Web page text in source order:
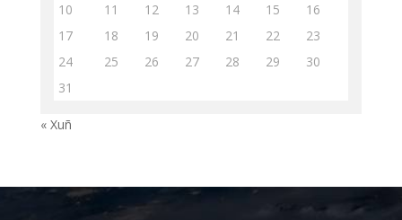
10
11 12 13 14 15
16
17
18 19 20 21 22
23
24
25 26 27 28 29
30
31
« Xuñ